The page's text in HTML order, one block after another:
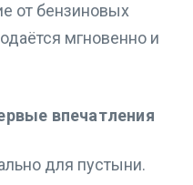
от бензиновых
мгновенно и
впечатления
для пустыни.